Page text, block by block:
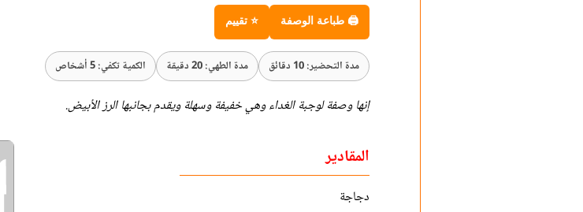
🖨 طباعة الوصفة ⭐ تقييم
مدة التحضير: 10 دقائق مدة الطهي: 20 دقيقة الكمية تكفي: 5 أشخاص
إنها وصفة لوجبة الغداء وهي خفيفة وسهلة ويقدم بجانبها الرز الأبيض.
المقادير
دجاجة